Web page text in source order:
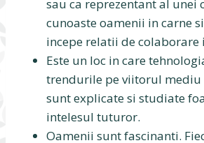
sau ca reprezentant al unei
cunoaste oamenii in carne
incepe relatii de colaborare
Este un loc in care
trendurile pe viitorul
sunt explicate si studiate
intelesul tuturor.
Oamenii sunt fascinanti.